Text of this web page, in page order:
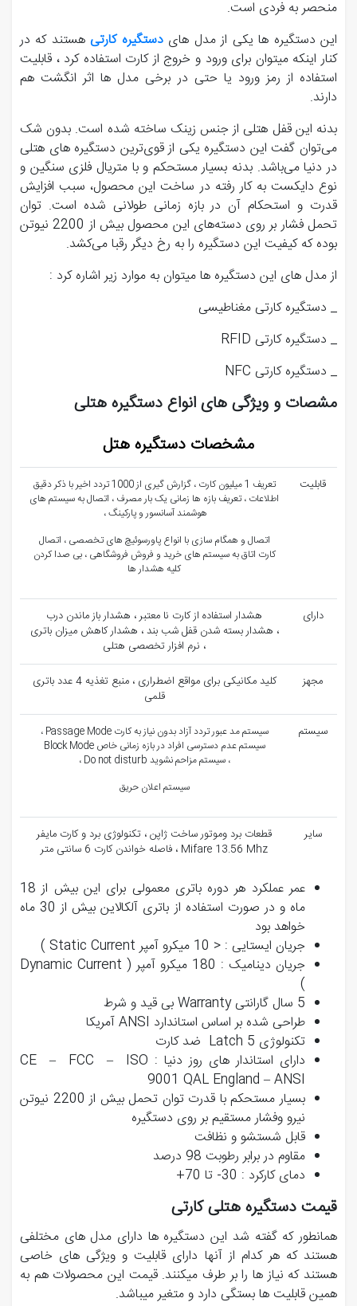
منحصر به فردی است.
این دستگیره ها یکی از مدل هایدستگیره کارتیهستند که در
کنار اینکه میتوان برای ورود و خروج از کارت استفاده کرد ، قابلیت
استفاده از رمز ورود یا حتی در برخی مدل ها اثر انگشت هم
دارند.
بدنه این قفل هتلی از جنس زینک ساخته شده است. بدون شک
می‌توان گفت این دستگیره یکی از قوی‌ترین دستگیره های هتلی
در دنیا می‌باشد. بدنه بسیار مستحکم و با متریال فلزی سنگین و
نوع دایکست به کار رفته در ساخت این محصول، سبب افزایش
قدرت و استحکام آن در بازه زمانی طولانی شده است. توان
تحمل فشار بر روی دسته‌های این محصول بیش از 2200 نیوتن
بوده که کیفیت این دستگیره را به رخ دیگر رقبا می‌کشد.
از مدل های این دستگیره ها میتوان به موارد زیر اشاره کرد :
_ دستگیره کارتی مغناطیسی
_ دستگیره کارتی RFID
_ دستگیره کارتی NFC
مشصات و ویژگی های انواع دستگیره هتلی
مشخصات دستگیره هتل
قابلیت
تعریف 1 میلیون کارت ، گزارش گیری از 1000 تردد اخیر با ذکر دقیق
اطلاعات ، تعریف بازه ها زمانی یک بار مصرف ، اتصال به سیستم های
هوشمند آسانسور و پارکینگ ،
اتصال و همگام سازی با انواع پاورسوئیچ های تخصصی ، اتصال
کارت اتاق به سیستم های خرید و فروش فروشگاهی ، بی صدا کردن
کلیه هشدار ها
دارای
هشدار استفاده از کارت نا معتبر ، هشدار باز ماندن درب
، هشدار بسته شدن قفل شب بند ، هشدار کاهش میزان باتری
، نرم افزار تخصصی هتلی
مجهز
کلید مکانیکی برای مواقع اضطراری ، منبع تغذیه 4 عدد باتری
قلمی
سیستم
سیستم مد عبور تردد آزاد بدون نیاز به کارت Passage Mode ،
سیستم عدم دسترسی افراد در بازه زمانی خاص Block Mode
، سیستم مزاحم نشوید Do not disturb ،
سیستم اعلان حریق
سایر
قطعات برد وموتور ساخت ژاپن ، تکنولوژی برد و کارت مایفر
Mifare 13.56 Mhz ، فاصله خواندن کارت 6 سانتی متر
عمر عملکرد هر دوره باتری معمولی برای این بیش از 18
ماه و در صورت استفاده از باتری آلکالاین بیش از 30 ماه
خواهد بود
جریان ایستایی : < 10 میکرو آمپر Static Current )
جریان دینامیک : 180 میکرو آمپر ( Dynamic Current
)
5 سال گارانتی Warranty بی قید و شرط
طراحی شده بر اساس استاندارد ANSI آمریکا
تکنولوژی 5 Latch ضد کارت
دارای استاندار های روز دنیا : CE – FCC – ISO
9001 QAL England – ANSI
بسیار مستحکم با قدرت توان تحمل بیش از 2200 نیوتن
نیرو وفشار مستقیم بر روی دستگیره
قابل شستشو و نظافت
مقاوم در برابر رطوبت 98 درصد
دمای کارکرد : 30- تا 70+
قیمت دستگیره هتلی کارتی
همانطور که گفته شد این دستگیره ها دارای مدل های مختلفی
هستند که هر کدام از آنها دارای قابلیت و ویژگی های خاصی
هستند که نیاز ها را بر طرف میکنند. قیمت این محصولات هم به
همین قابلیت ها بستگی دارد و متغیر میباشد.